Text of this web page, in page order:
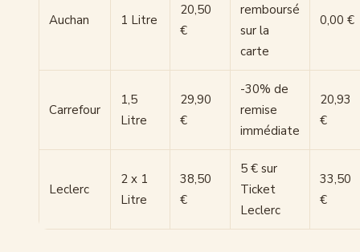
Auchan 1 Litre
20,50
€
remboursé
sur la
carte
0,00 €
Carrefour
1,5
Litre
29,90
€
-30% de
remise
immédiate
20,93
€
Leclerc
2 x 1
Litre
38,50
€
5 € sur
Ticket
Leclerc
33,50
€